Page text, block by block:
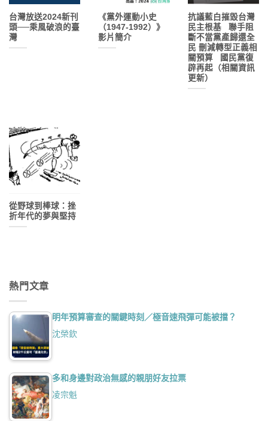
台灣放送2024新刊
頭──乘風破浪的臺
灣
《黨外運動小史
（1947-1992）》
影片簡介
抗議藍白摧毀台灣
民主根基 ​ ​ 聯手阻
斷不當黨產歸還全
民 刪減轉型正義相
關預算 ​ ​ 國民黨復
辟再起（相關資訊
更新）
從野球到棒球：挫
折年代的夢與堅持
熱門文章
明年預算審查的關鍵時刻／極音速飛彈可能被擋？
沈榮欽
多和身邊對政治無感的親朋好友拉票
凌宗魁